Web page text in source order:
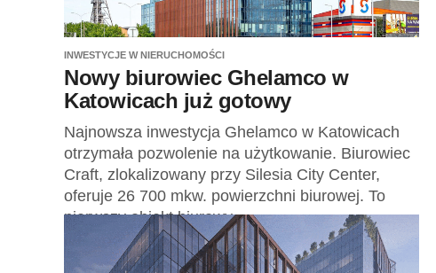
INWESTYCJE W NIERUCHOMOŚCI
Nowy biurowiec Ghelamco w
Katowicach już gotowy
Najnowsza inwestycja Ghelamco w Katowicach
otrzymała pozwolenie na użytkowanie. Biurowiec
Craft, zlokalizowany przy Silesia City Center,
oferuje 26 700 mkw. powierzchni biurowej. To
pierwszy obiekt biurowy...